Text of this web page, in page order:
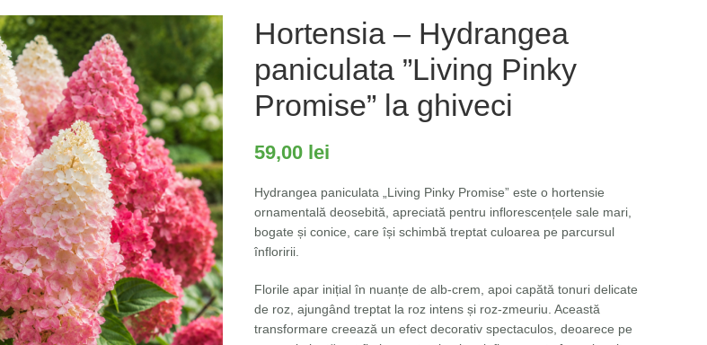
Hortensia – Hydrangea
paniculata ”Living Pinky
Promise” la ghiveci
59,00 lei
Hydrangea paniculata „Living Pinky Promise” este o hortensie
ornamentală deosebită, apreciată pentru inflorescențele sale mari,
bogate și conice, care își schimbă treptat culoarea pe parcursul
înfloririi.
Florile apar inițial în nuanțe de alb-crem, apoi capătă tonuri delicate
de roz, ajungând treptat la roz intens și roz-zmeuriu. Această
transformare creează un efect decorativ spectaculos, deoarece pe